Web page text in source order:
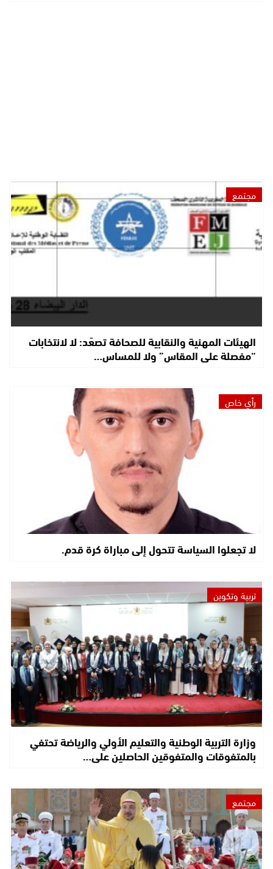
مجتمع
الهيئات المهنية والنقابية للصحافة تصعّد: لا لانتخابات
“مفصلة على المقاس” ولا للمساس…
رأي خاص
لا تجعلوا السياسة تتحول إلى مباراة كرة قدم.
تربية وتكوين
وزارة التربية الوطنية والتعليم الأولي والرياضة تحتفي
بالمتفوقات والمتفوقين الحاصلين على…
مجتمع